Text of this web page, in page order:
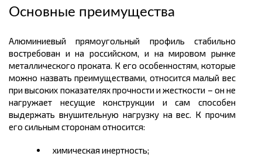
Основные преимущества
Алюминиевый прямоугольный профиль стабильно
востребован и на российском, и на мировом рынке
металлического проката. К его особенностям, которые
можно назвать преимуществами, относится малый вес
при высоких показателях прочности и жесткости – он не
нагружает несущие конструкции и сам способен
выдержать внушительную нагрузку на вес. К прочим
его сильным сторонам относится:
химическая инертность;